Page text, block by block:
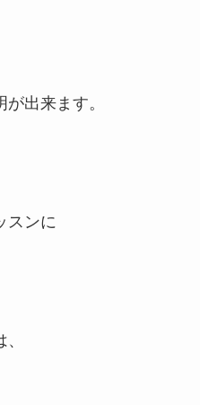
出来ます。
スンに